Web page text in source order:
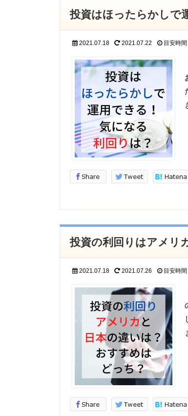
投資はほったらかしで
2021.07.18 2021.07.22 目安時間
投資の利回りはアメリ
2021.07.18 2021.07.26 目安時間